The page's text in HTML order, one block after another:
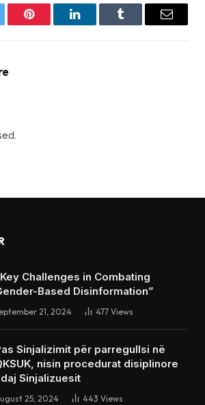
Pinterest LinkedInTumblr Email
Challenges in Combating
Based Disinformation”
21, 2024 477 Views
Sinjalizimit për parregullsi në
nisin procedurat disiplinore
Sinjalizuesit
25, 2024 443 Views